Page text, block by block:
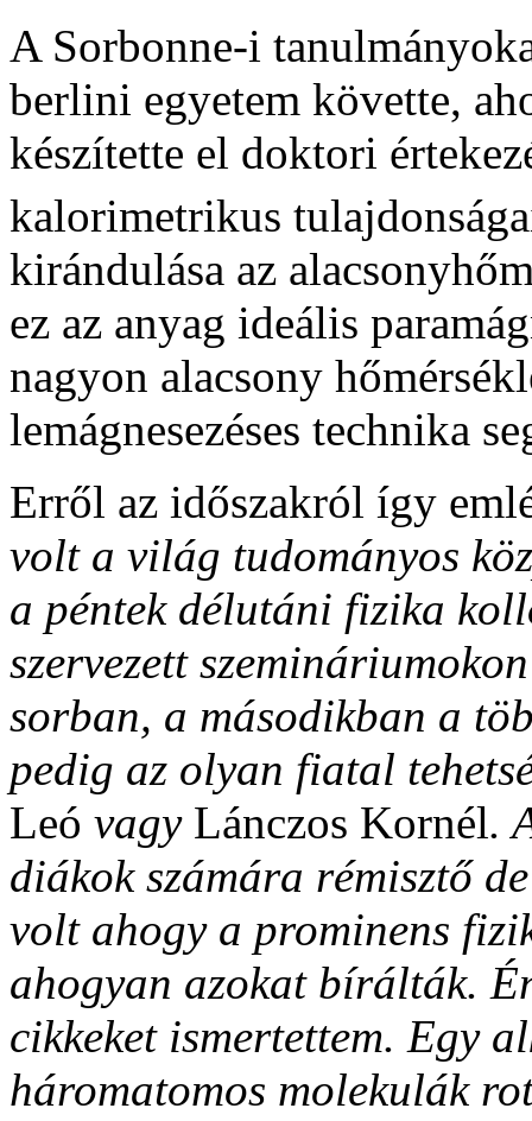
A Sorbonne-i
berlini egyetem követte,
készítette el doktori
kalorimetrikus
kirándulása az
ez az anyag ideális
nagyon alacsony
lemágnesezéses technika
Erről az időszakról így
volt a világ tudományos
a péntek délutáni fizika
szervezett
sorban, a másodikban a
pedig az olyan fiatal
Leó vagy Lánczos Kornél.
diákok számára rémisztő
volt ahogy a prominens
ahogyan azokat bírálták.
cikkeket ismertettem. Egy
háromatomos molekulák